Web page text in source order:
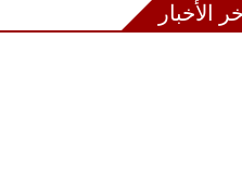
آخر الأخبار